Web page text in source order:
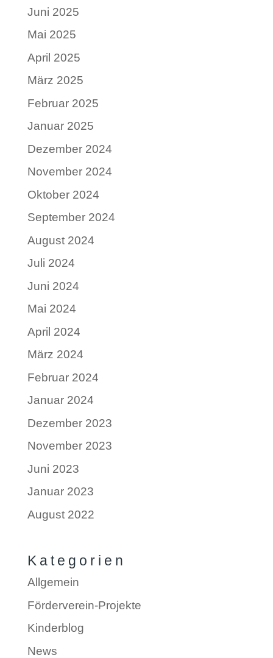
Juni 2025
Mai 2025
April 2025
März 2025
Februar 2025
Januar 2025
Dezember 2024
November 2024
Oktober 2024
September 2024
August 2024
Juli 2024
Juni 2024
Mai 2024
April 2024
März 2024
Februar 2024
Januar 2024
Dezember 2023
November 2023
Juni 2023
Januar 2023
August 2022
Kategorien
Allgemein
Förderverein-Projekte
Kinderblog
News